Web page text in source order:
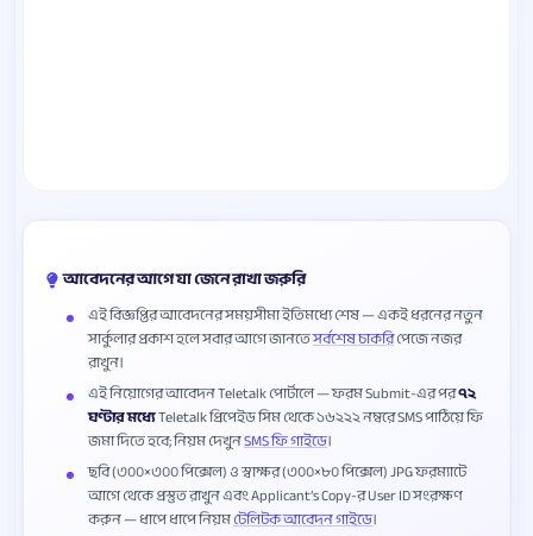
আবেদনের আগে যা জেনে রাখা জরুরি
এই বিজ্ঞপ্তির আবেদনের সময়সীমা ইতিমধ্যে শেষ — একই ধরনের নতুন
সার্কুলার প্রকাশ হলে সবার আগে জানতেসর্বশেষ চাকরিপেজে নজর
রাখুন।
এই নিয়োগের আবেদন Teletalk পোর্টালে — ফরম Submit-এর পর৭২
ঘণ্টার মধ্যেTeletalk প্রিপেইড সিম থেকে ১৬২২২ নম্বরে SMS পাঠিয়ে ফি
জমা দিতে হবে; নিয়ম দেখুনSMS ফি গাইডে।
ছবি (৩০০×৩০০ পিক্সেল) ও স্বাক্ষর (৩০০×৮০ পিক্সেল) JPG ফরম্যাটে
আগে থেকে প্রস্তুত রাখুন এবং Applicant’s Copy-র User ID সংরক্ষণ
করুন — ধাপে ধাপে নিয়মটেলিটক আবেদন গাইডে।